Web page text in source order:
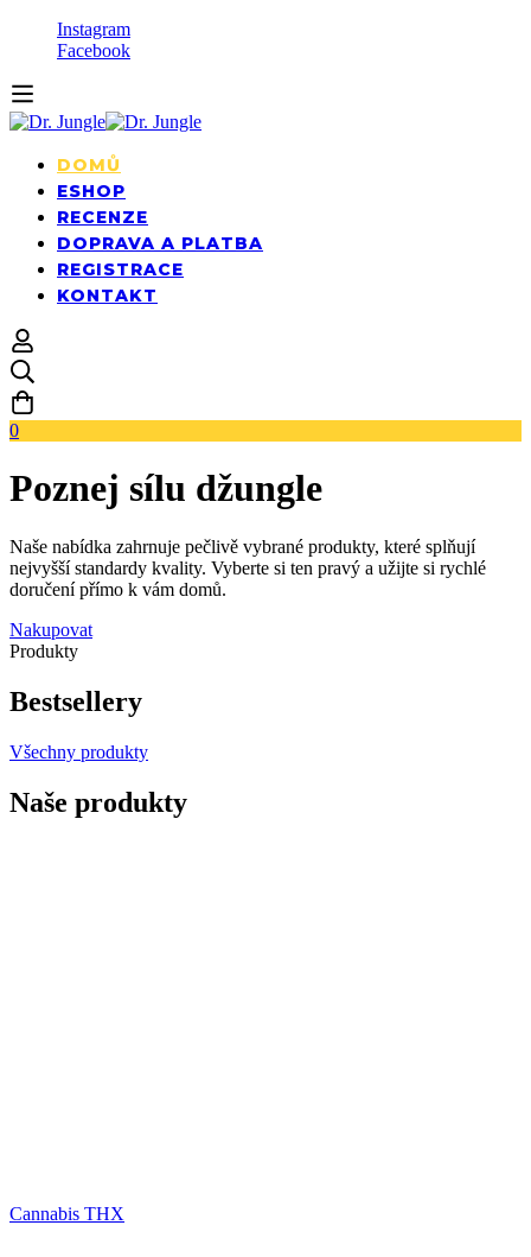
Instagram
Facebook
DOMŮ
ESHOP
RECENZE
DOPRAVA A PLATBA
REGISTRACE
KONTAKT
0
Poznej sílu džungle
Naše nabídka zahrnuje pečlivě vybrané produkty, které splňují
nejvyšší standardy kvality. Vyberte si ten pravý a užijte si rychlé
doručení přímo k vám domů.
Nakupovat
Produkty
Bestsellery
Všechny produkty
Naše produkty
Cannabis THX